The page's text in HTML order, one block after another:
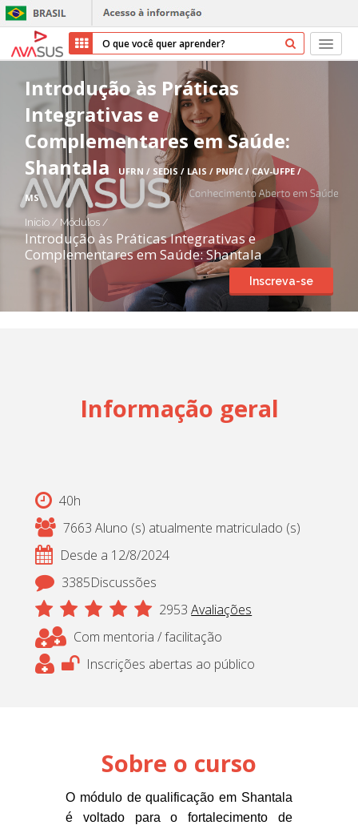
Início
Cursos
Parceiros
Sobre nós
Transparência
Repositório
Ajuda
pt_br
Introdução às Práticas
Integrativas e
Complementares em Saúde:
Shantala
UFRN / SEDIS / LAIS / PNPIC / CAV-UFPE /
MS
Início / Módulos/
Introdução às Práticas Integrativas e
Complementares em Saúde: Shantala
Inscreva-se
Informação geral
40h
7663 Aluno (s) atualmente matriculado (s)
Desde a 12/8/2024
3385Discussões
2953 Avaliações
Com mentoria / facilitação
Inscrições abertas ao público
Sobre o curso
O módulo de qualificação em Shantala
é voltado para o fortalecimento de